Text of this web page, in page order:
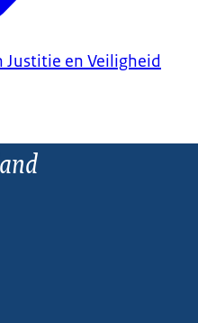
Justitie en Veiligheid